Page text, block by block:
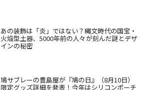
あの装飾は「炎」ではない？縄文時代の国宝・
火焔型土器、5000年前の人々が刻んだ謎とデザ
インの秘密
鳩サブレーの豊島屋が『鳩の日』（8月10日）
限定グッズ詳細を発表！今年はシリコンポーチ